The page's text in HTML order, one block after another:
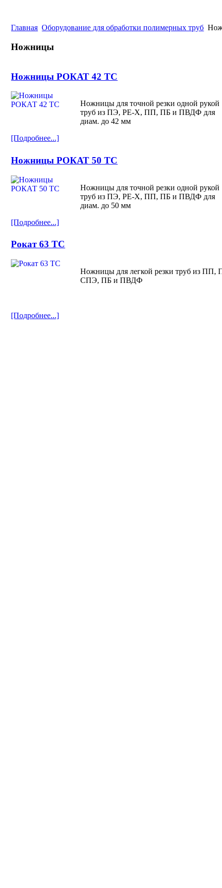
Главная Оборудование для обработки полимерных труб
Ножницы
Ножницы РОКАТ 42 TC
Ножницы для точной резки одной рукой
труб из ПЭ, РЕ-Х, ПП, ПБ и ПВДФ для
диам. до 42 мм
[Подробнее...]
Ножницы РОКАТ 50 TC
Ножницы для точной резки одной рукой
труб из ПЭ, РЕ-Х, ПП, ПБ и ПВДФ для
диам. до 50 мм
[Подробнее...]
Рокат 63 ТС
Ножницы для легкой резки труб из ПП,
СПЭ, ПБ и ПВДФ
[Подробнее...]